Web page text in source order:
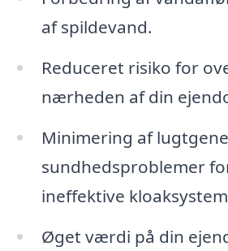
af spildevand.
Reduceret risiko for
nærheden af din
Minimering af
sundhedsproblemer
ineffektive
Øget værdi på din